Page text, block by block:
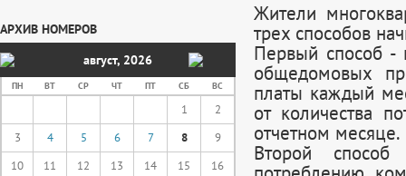
АРХИВ НОМЕРОВ
август, 2026
ПН ВТ СР ЧТ ПТ СБ ВС
1
2
3
4 5 6 7 8
9
10
11 12 13 14 15
16
Жители
трех способов
Первый способ -
общедомовых
платы каждый
от количества
отчетном месяце.
Второй